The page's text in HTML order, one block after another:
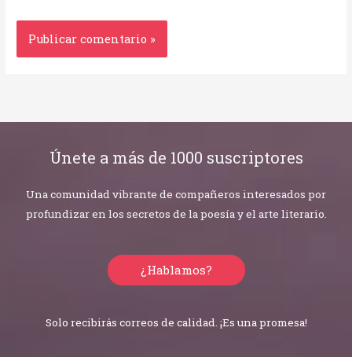
Únete a más de 1000 suscriptores
Una comunidad vibrante de compañeros interesados por
profundizar en los secretos de la poesía y el arte literario.
¿Hablamos?
Solo recibirás correos de calidad. ¡Es una promesa!